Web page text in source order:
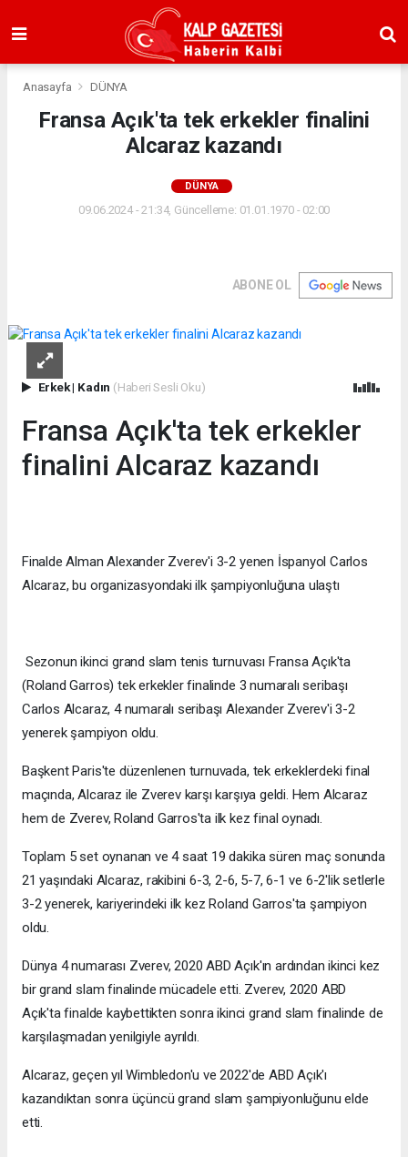
Anasayfa DÜNYA
Fransa Açık'ta tek erkekler finalini
Alcaraz kazandı
DÜNYA
09.06.2024 - 21:34, Güncelleme: 01.01.1970 - 02:00
ABONE OL
Erkek| Kadın (Haberi Sesli Oku)
Fransa Açık'ta tek erkekler
finalini Alcaraz kazandı
Finalde Alman Alexander Zverev'i 3-2 yenen İspanyol Carlos
Alcaraz, bu organizasyondaki ilk şampiyonluğuna ulaştı
Sezonun ikinci grand slam tenis turnuvası Fransa Açık'ta
(Roland Garros) tek erkekler finalinde 3 numaralı seribaşı
Carlos Alcaraz, 4 numaralı seribaşı Alexander Zverev'i 3-2
yenerek şampiyon oldu.
Başkent Paris'te düzenlenen turnuvada, tek erkeklerdeki final
maçında, Alcaraz ile Zverev karşı karşıya geldi. Hem Alcaraz
hem de Zverev, Roland Garros'ta ilk kez final oynadı.
Toplam 5 set oynanan ve 4 saat 19 dakika süren maç sonunda
21 yaşındaki Alcaraz, rakibini 6-3, 2-6, 5-7, 6-1 ve 6-2'lik setlerle
3-2 yenerek, kariyerindeki ilk kez Roland Garros'ta şampiyon
oldu.
Dünya 4 numarası Zverev, 2020 ABD Açık'ın ardından ikinci kez
bir grand slam finalinde mücadele etti. Zverev, 2020 ABD
Açık'ta finalde kaybettikten sonra ikinci grand slam finalinde de
karşılaşmadan yenilgiyle ayrıldı.
Alcaraz, geçen yıl Wimbledon'u ve 2022'de ABD Açık'ı
kazandıktan sonra üçüncü grand slam şampiyonluğunu elde
etti.